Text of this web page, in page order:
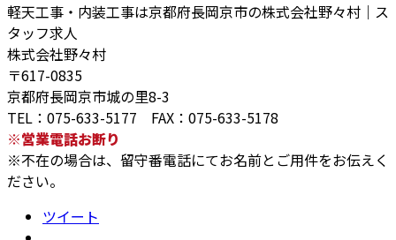
軽天工事・内装工事は京都府長岡京市の株式会社野々村｜ス
タッフ求人
株式会社野々村
〒617-0835
京都府長岡京市城の里8-3
TEL：075-633-5177 FAX：075-633-5178
※営業電話お断り
※不在の場合は、留守番電話にてお名前とご用件をお伝えく
ださい。
ツイート